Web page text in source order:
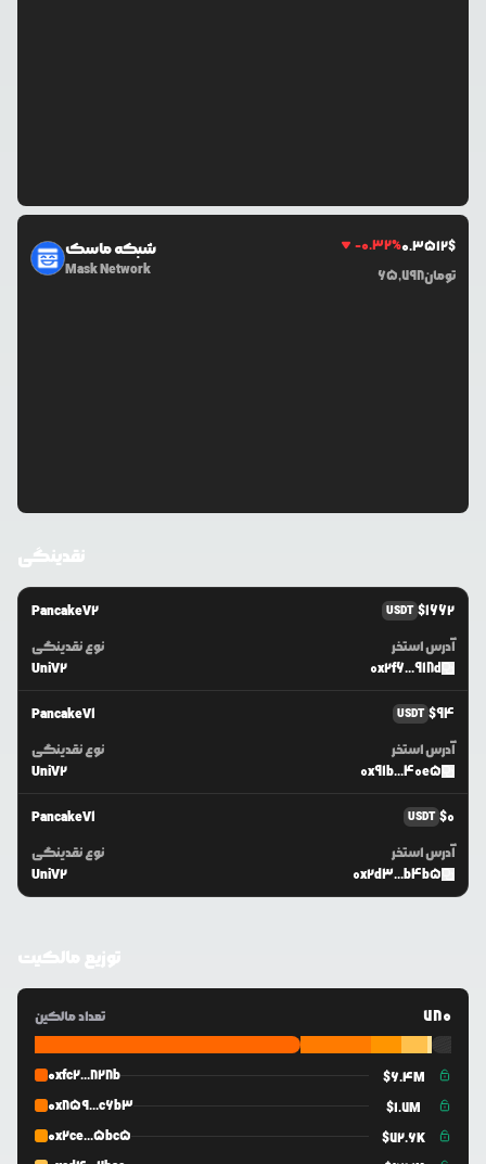
شبکه ماسک
Mask Network
-0.32%0.3512$
65,798تومان
نقدینگی
PancakeV2 USDT $1662
نوع نقدینگی
UniV2
آدرس استخر
0x2f6...918d
PancakeV1 USDT $94
نوع نقدینگی
UniV2
آدرس استخر
0x91b...40e5
PancakeV1 USDT $0
نوع نقدینگی
UniV2
آدرس استخر
0x2d3...b4b5
توزیع مالکیت
تعداد مالکین 780
0xfc2...828b $6.4M
0x859...c6b3
$1.7M
0x2ce...5bc5
$72.6K